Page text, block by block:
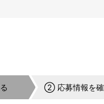
② 応募情報を確